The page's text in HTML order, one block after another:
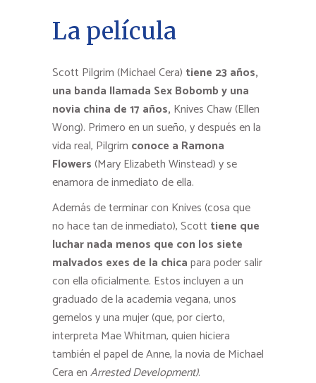
La película
Scott Pilgrim (Michael Cera) tiene 23 años,
una banda llamada Sex Bobomb y una
novia china de 17 años, Knives Chaw (Ellen
Wong). Primero en un sueño, y después en la
vida real, Pilgrim conoce a Ramona
Flowers(Mary Elizabeth Winstead) y se
enamora de inmediato de ella.
Además de terminar con Knives (cosa que
no hace tan de inmediato), Scott tiene que
luchar nada menos que con los siete
malvados exes de la chicapara poder salir
con ella oficialmente. Estos incluyen a un
graduado de la academia vegana, unos
gemelos y una mujer (que, por cierto,
interpreta Mae Whitman, quien hiciera
también el papel de Anne, la novia de Michael
Cera enArrested Development).